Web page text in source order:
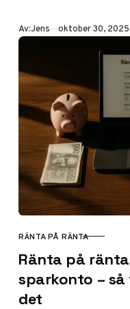
Av:Jens Publicerad
oktober 30, 2025
KATEGORI
RÄNTA PÅ RÄNTA
Ränta på
sparkonto –
det